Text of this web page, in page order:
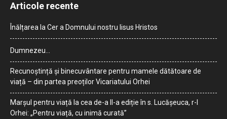
Articole recente
Înălțarea la Cer a Domnului nostru Iisus Hristos
Dumnezeu…
Recunoștință și binecuvântare pentru mamele dătătoare de
viață – din partea preoților Vicariatului Orhei
Marșul pentru viață la cea de-a II-a ediție în s. Lucășeuca, r-l
Orhei: „Pentru viață, cu inimă curată”